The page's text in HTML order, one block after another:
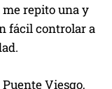
me repito una y
fácil controlar a
Viesgo,